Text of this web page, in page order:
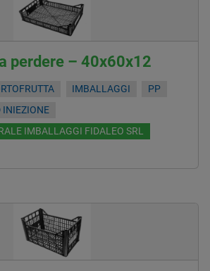
perdere – 40x60x12
IMBALLAGGI
PP
INIEZIONE
IMBALLAGGI FIDALEO SRL